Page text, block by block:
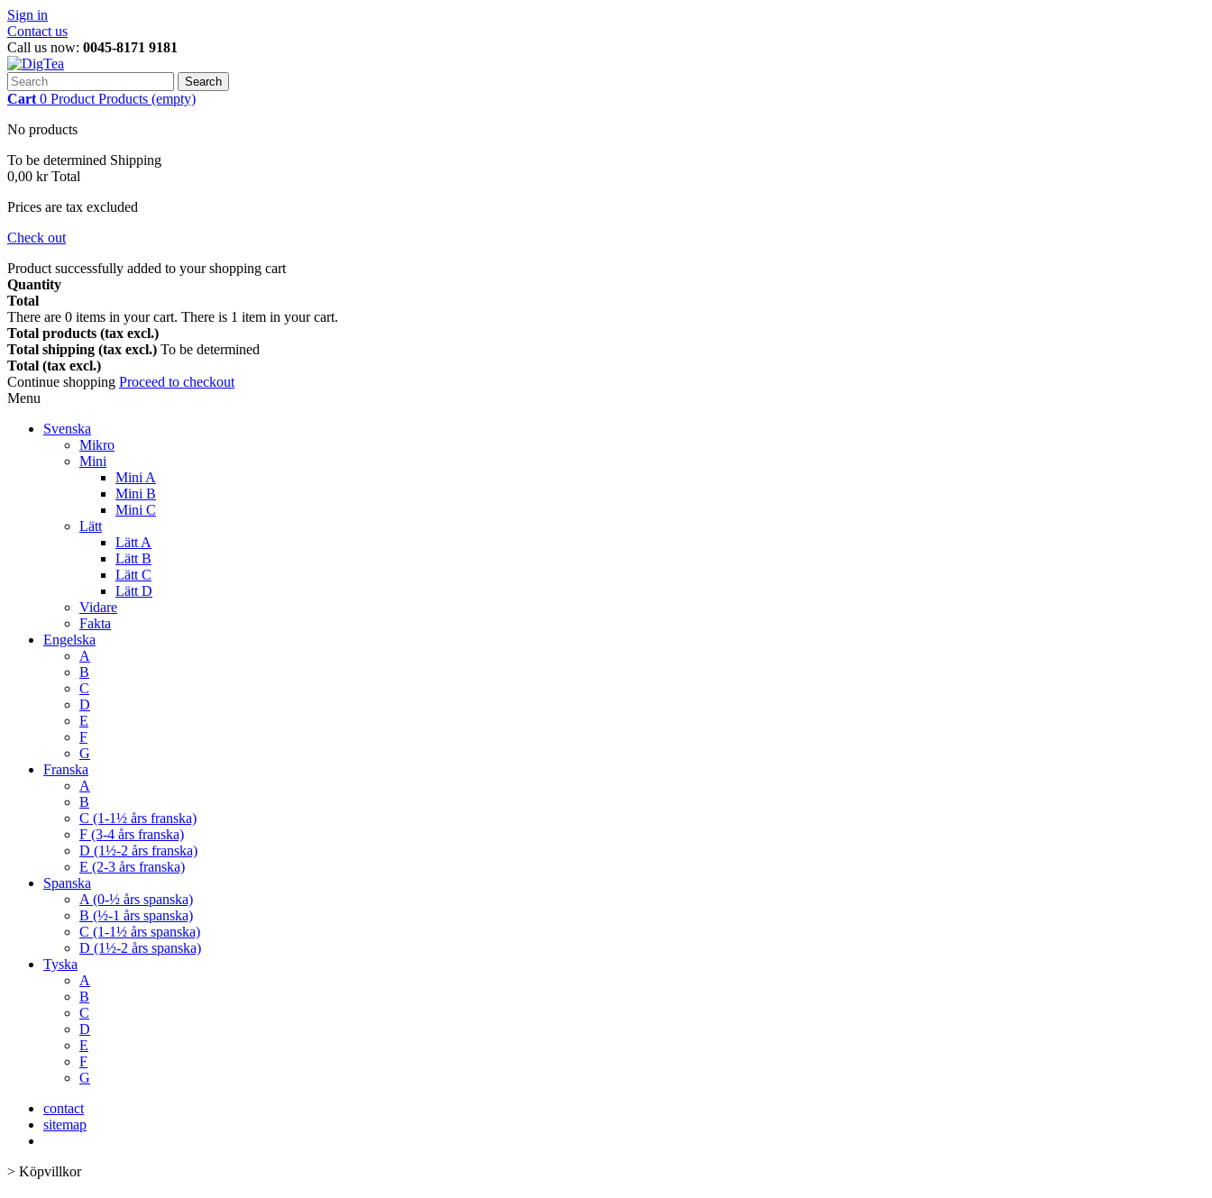
Sign in
Contact us
Call us now: 0045-8171 9181
Search
Cart 0 Product Products (empty)
No products
To be determined Shipping
0,00 kr Total
Prices are tax excluded
Check out
Product successfully added to your shopping cart
Quantity
Total
There are 0 items in your cart. There is 1 item in your cart.
Total products (tax excl.)
Total shipping (tax excl.) To be determined
Total (tax excl.)
Continue shopping Proceed to checkout
Menu
Svenska
Mikro
Mini
Mini A
Mini B
Mini C
Lätt
Lätt A
Lätt B
Lätt C
Lätt D
Vidare
Fakta
Engelska
A
B
C
D
E
F
G
Franska
A
B
C (1-1½ års franska)
F (3-4 års franska)
D (1½-2 års franska)
E (2-3 års franska)
Spanska
A (0-½ års spanska)
B (½-1 års spanska)
C (1-1½ års spanska)
D (1½-2 års spanska)
Tyska
A
B
C
D
E
F
G
contact
sitemap
> Köpvillkor